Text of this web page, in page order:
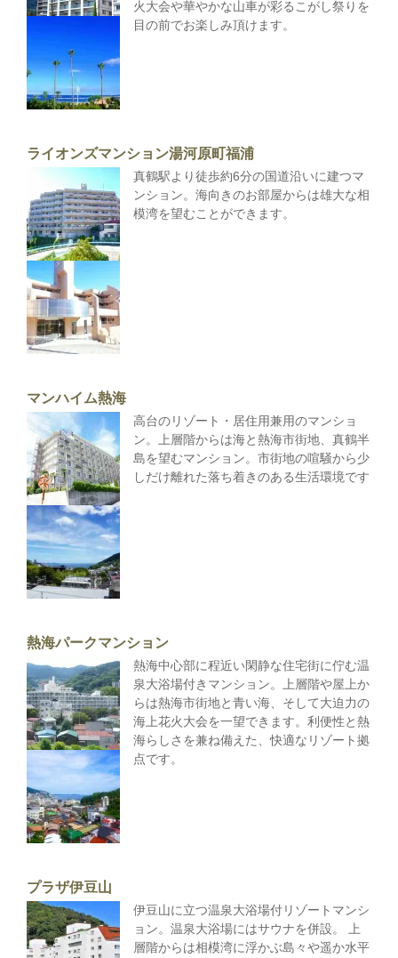
火大会や華やかな山車が彩るこがし祭りを
目の前でお楽しみ頂けます。
ライオンズマンション湯河原町福浦
真鶴駅より徒歩約6分の国道沿いに建つマ
ンション。海向きのお部屋からは雄大な相
模湾を望むことができます。
マンハイム熱海
高台のリゾート・居住用兼用のマンショ
ン。上層階からは海と熱海市街地、真鶴半
島を望むマンション。市街地の喧騒から少
しだけ離れた落ち着きのある生活環境です
熱海パークマンション
熱海中心部に程近い閑静な住宅街に佇む温
泉大浴場付きマンション。上層階や屋上か
らは熱海市街地と青い海、そして大迫力の
海上花火大会を一望できます。利便性と熱
海らしさを兼ね備えた、快適なリゾート拠
点です。
プラザ伊豆山
伊豆山に立つ温泉大浴場付リゾートマンシ
ョン。温泉大浴場にはサウナを併設。 上
層階からは相模湾に浮かぶ島々や遥か水平